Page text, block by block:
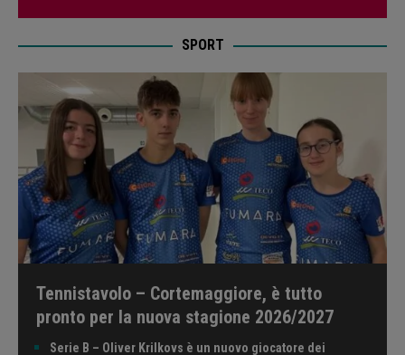
SPORT
Tennistavolo – Cortemaggiore, è tutto
pronto per la nuova stagione 2026/2027
Serie B – Oliver Krilkovs è un nuovo giocatore dei